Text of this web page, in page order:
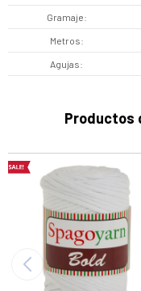
Gramaje
Metros
Agujas
Productos